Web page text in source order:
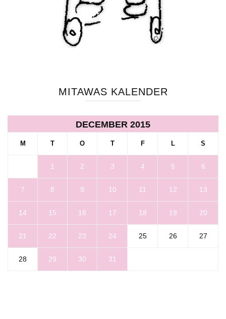
MITAWAS KALENDER
DECEMBER 2015
M T O T F L S
1 2 3 4 5 6
7 8 9 10 11 12 13
14 15 16 17 18 19 20
21 22 23 24 25 26 27
28 29 30 31